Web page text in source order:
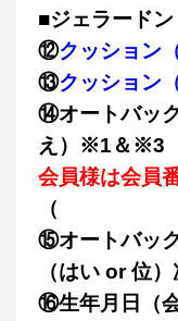
■ジェラー
⑫クッション
⑬クッション
⑭オートバッ
え）※1＆※3
会員様は会員
⑮オートバッ
（はい or
⑯生年月日（